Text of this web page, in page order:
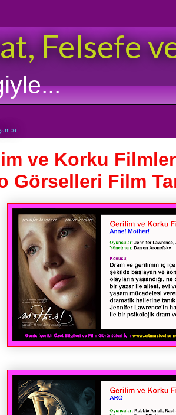
Felsefe
ve Korku Filmleri
Görselleri Film